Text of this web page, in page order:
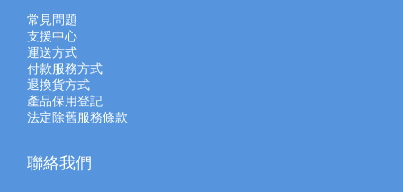
常見問題
支援中心
運送方式
付款服務方式
退換貨方式
產品保用登記
法定除舊服務條款
聯絡我們